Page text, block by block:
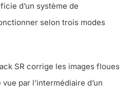
d’un système de
selon trois modes
SR corrige les images floues
par l’intermédiaire d’un